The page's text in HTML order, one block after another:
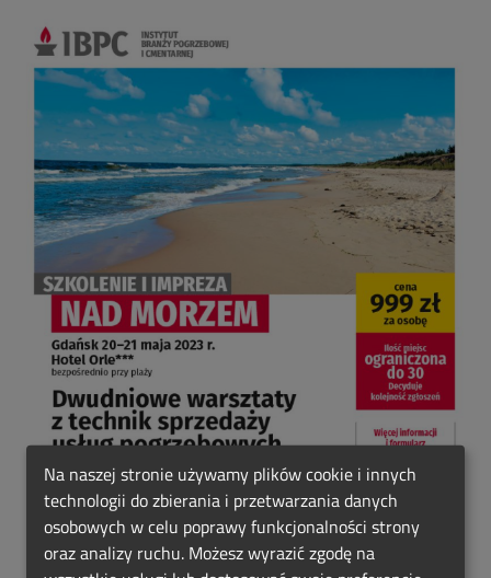
Na naszej stronie używamy plików cookie i innych
technologii do zbierania i przetwarzania danych
osobowych w celu poprawy funkcjonalności strony
oraz analizy ruchu. Możesz wyrazić zgodę na